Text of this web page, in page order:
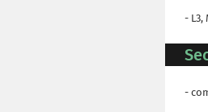
- L3,
-